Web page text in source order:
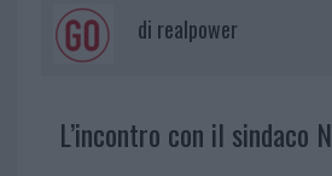
di realpower
L’incontro con il sindaco